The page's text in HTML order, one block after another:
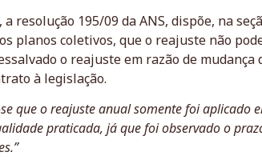
resolução 195/09 da ANS, dispõe, na
planos coletivos, que o reajuste não
o reajuste em razão de
à legislação.
que o reajuste anual somente foi aplicado
praticada, já que foi observado o